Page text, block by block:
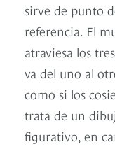
sirve de punto
referencia. El
atraviesa los
va del uno al
como si los
trata de un
figurativo, en